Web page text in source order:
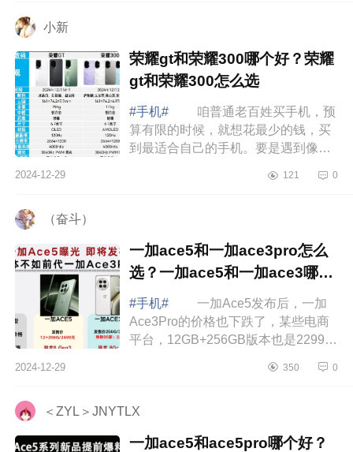
小新
荣耀gt和荣耀300哪个好？荣耀
gt和荣耀300怎么选
#手机#
咱普通老百姓买手机，预
算有限的时候，就想花最少的钱，买
到最适合自己的手机。要是遇到像荣
机，那可真是让人纠结得很，下面小
2024-12-29 121 0
（奋斗）
一加ace5和一加ace3pro怎么
选？一加ace5和一加ace3哪个
好
#手机#
一加Ace5发布后，一加
Ace3Pro的价格也下跌了，某些电商
平台，12GB+256GB版本也是2299元
款手机都使用了下来8Gen3处理器，
2024-12-29 350 0
＜ZYL＞JNYTLX
一加ace5和ace5pro哪个好？